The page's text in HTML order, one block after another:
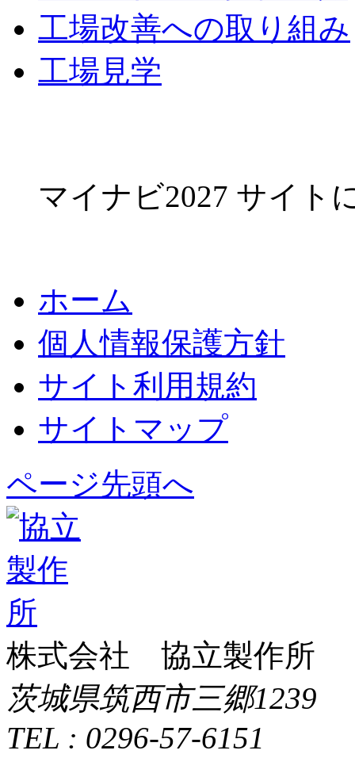
工場改善への取り組み
工場見学
マイナビ2027 サイト
ホーム
個人情報保護方針
サイト利用規約
サイトマップ
ページ先頭へ
株式会社 協立製作所
茨城県筑西市三郷1239
TEL : 0296-57-6151